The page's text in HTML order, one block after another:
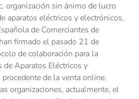
organización sin ánimo de lucro
aparatos eléctricos y electrónicos,
de Comerciantes de
firmado el pasado 21 de
de colaboración para la
de Aparatos Eléctricos y
de la venta online.
organizaciones, actualmente, el